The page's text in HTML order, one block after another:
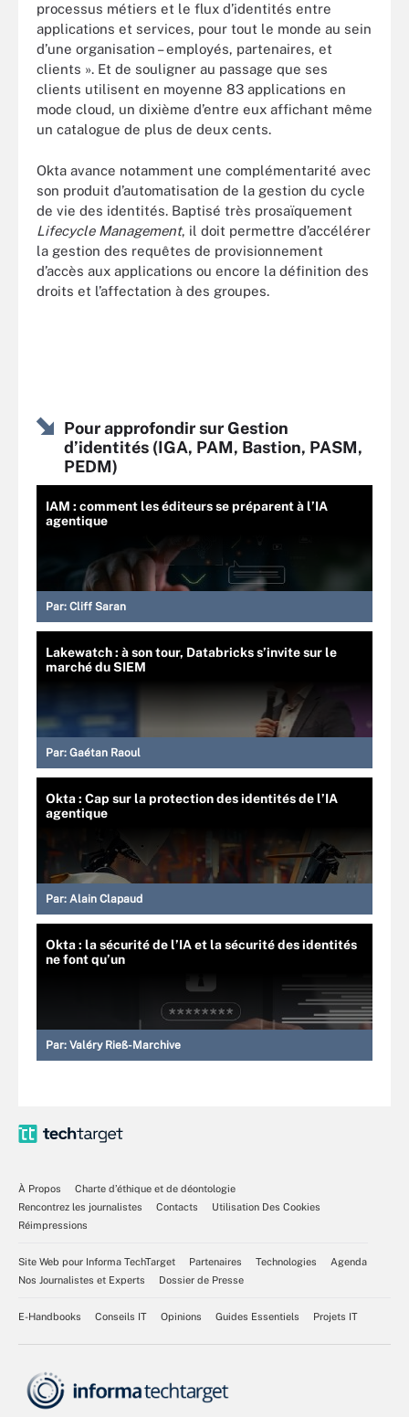
processus métiers et le flux d’identités entre
applications et services, pour tout le monde au sein
d’une organisation – employés, partenaires, et
clients ». Et de souligner au passage que ses
clients utilisent en moyenne 83 applications en
mode cloud, un dixième d’entre eux affichant même
un catalogue de plus de deux cents.
Okta avance notamment une complémentarité avec
son produit d’automatisation de la gestion du cycle
de vie des identités. Baptisé très prosaïquement
Lifecycle Management, il doit permettre d’accélérer
la gestion des requêtes de provisionnement
d’accès aux applications ou encore la définition des
droits et l’affectation à des groupes.
Pour approfondir sur Gestion
d’identités (IGA, PAM, Bastion, PASM,
PEDM)
IAM : comment les éditeurs se préparent à l’IA
agentique
Par: Cliff Saran
Lakewatch : à son tour, Databricks s’invite sur le
marché du SIEM
Par: Gaétan Raoul
Okta : Cap sur la protection des identités de l’IA
agentique
Par: Alain Clapaud
Okta : la sécurité de l’IA et la sécurité des identités
ne font qu’un
Par: Valéry Rieß-Marchive
À Propos
Charte d’éthique et de déontologie
Rencontrez les journalistes
Contacts
Utilisation Des Cookies
Réimpressions
Site Web pour Informa TechTarget Partenaires Technologies
Agenda
Nos Journalistes et Experts
Dossier de Presse
E-Handbooks Conseils IT Opinions Guides Essentiels Projets IT